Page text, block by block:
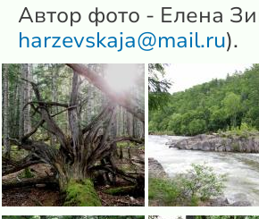
Автор фото - Елена
harzevskaja@mail.ru).